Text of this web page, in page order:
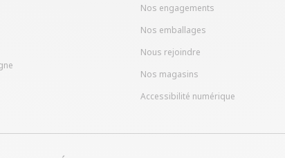
Nos engagements
Nos emballages
Nous rejoindre
Nos magasins
Accessibilité numérique